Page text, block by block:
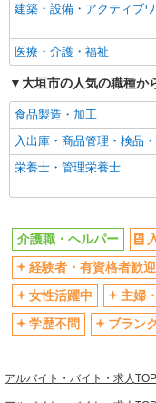
建築・設備・アクティブ
医療・介護・福祉
大垣市の人気の職種か
食品製造・加工
入出庫・商品管理・検品
栄養士・管理栄養士
介護職・ヘルパー
経験者・有資格者歓迎
女性活躍中
主婦
学歴不問
ブラン
アルバイト・バイト・求人TOP